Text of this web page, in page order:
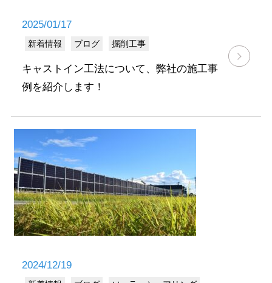
2025/01/17
新着情報 ブログ 掘削工事
キャストイン工法について、弊社の施工事
例を紹介します！
2024/12/19